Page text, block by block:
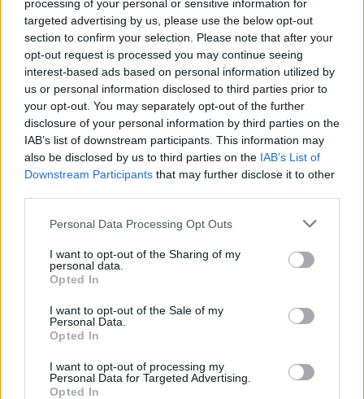
processing of your personal or sensitive information for
targeted advertising by us, please use the below opt-out
section to confirm your selection. Please note that after your
opt-out request is processed you may continue seeing
interest-based ads based on personal information utilized by
us or personal information disclosed to third parties prior to
your opt-out. You may separately opt-out of the further
disclosure of your personal information by third parties on the
IAB’s list of downstream participants. This information may
also be disclosed by us to third parties on the IAB’s List of
Downstream Participants that may further disclose it to other
Please note that this website/app uses one or more Google
not limited to your visit or usage behaviour. You may click to
grant or deny consent to Google and its third-party tags to
use your data for below specified purposes in below Google
consent section.
Personal Data Processing Opt Outs
I want to opt-out of the Sharing of my
personal data.
Opted In
I want to opt-out of the Sale of my
Personal Data.
Opted In
I want to opt-out of processing my
Personal Data for Targeted Advertising.
Opted In
Sigue leyendo
CRIPTOMONEDAS
Hackers de Corea del Norte comprometen a OPPO y Coinbase
en una campaña global de robo de criptomonedas
Diego Martín · 8 Ago 2026
CRIPTOMONEDAS